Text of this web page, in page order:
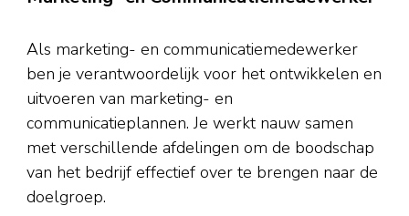
Als marketing- en communicatiemedewerker
ben je verantwoordelijk voor het ontwikkelen en
uitvoeren van marketing- en
communicatieplannen. Je werkt nauw samen
met verschillende afdelingen om de boodschap
van het bedrijf effectief over te brengen naar de
doelgroep.